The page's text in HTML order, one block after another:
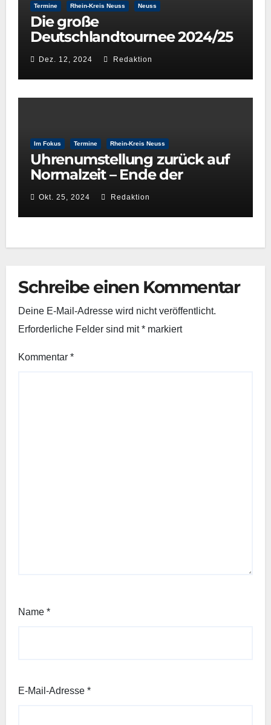
Termine Rhein-Kreis Neuss Neuss
Die große
Deutschlandtournee 2024/25
– New York Gospel Stars
Dez. 12, 2024 Redaktion
Im Fokus Termine Rhein-Kreis Neuss
Uhrenumstellung zurück auf
Normalzeit – Ende der
Sommerzeit
Okt. 25, 2024 Redaktion
Schreibe einen Kommentar
Deine E-Mail-Adresse wird nicht veröffentlicht.
Erforderliche Felder sind mit* markiert
Kommentar *
Name *
E-Mail-Adresse *